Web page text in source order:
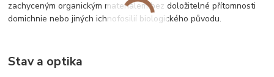
zachyceným organickým materiálem bez doložitelné přítomnosti
domichnie nebo jiných ichnofosilií biologického původu.
Stav a optika